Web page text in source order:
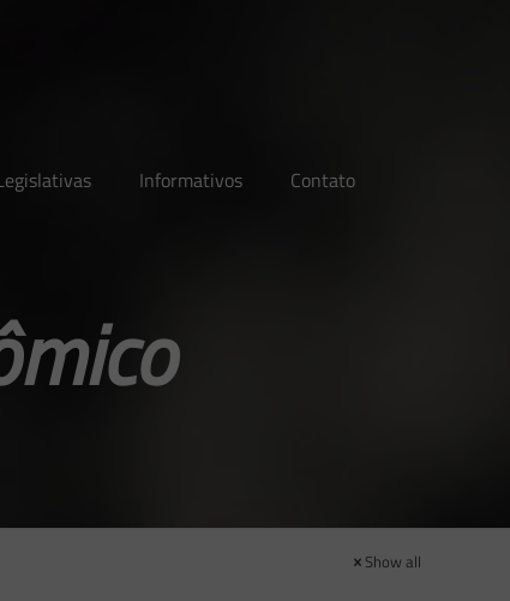
Informativos Contato
Show all